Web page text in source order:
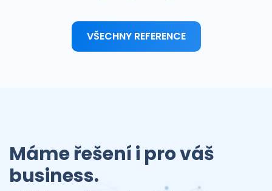
VŠECHNY REFERENCE
Máme řešení i pro váš
business.